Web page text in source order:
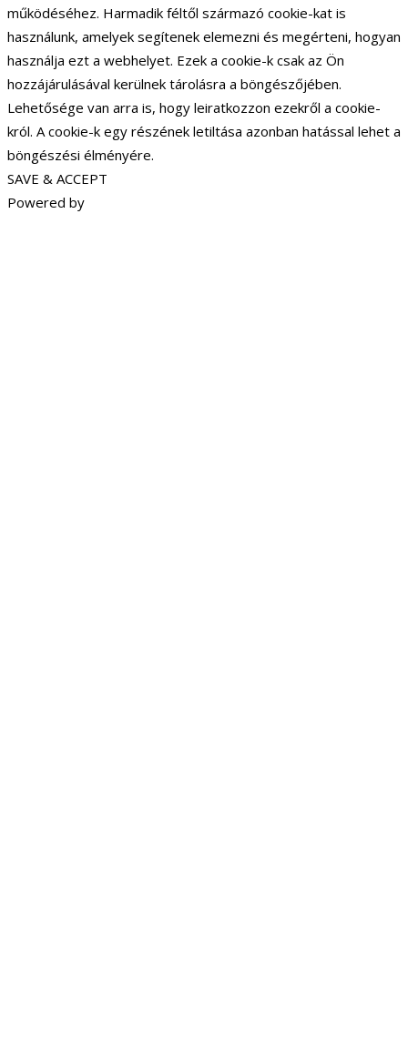
működéséhez. Harmadik féltől származó cookie-kat is
használunk, amelyek segítenek elemezni és megérteni, hogyan
használja ezt a webhelyet. Ezek a cookie-k csak az Ön
hozzájárulásával kerülnek tárolásra a böngészőjében.
Lehetősége van arra is, hogy leiratkozzon ezekről a cookie-
król. A cookie-k egy részének letiltása azonban hatással lehet a
böngészési élményére.
SAVE & ACCEPT
Powered by